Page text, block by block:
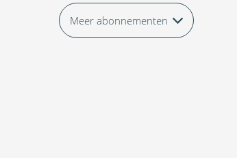
Meer abonnementen